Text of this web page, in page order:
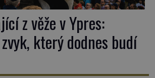
z věže v Ypres:
který dodnes budí